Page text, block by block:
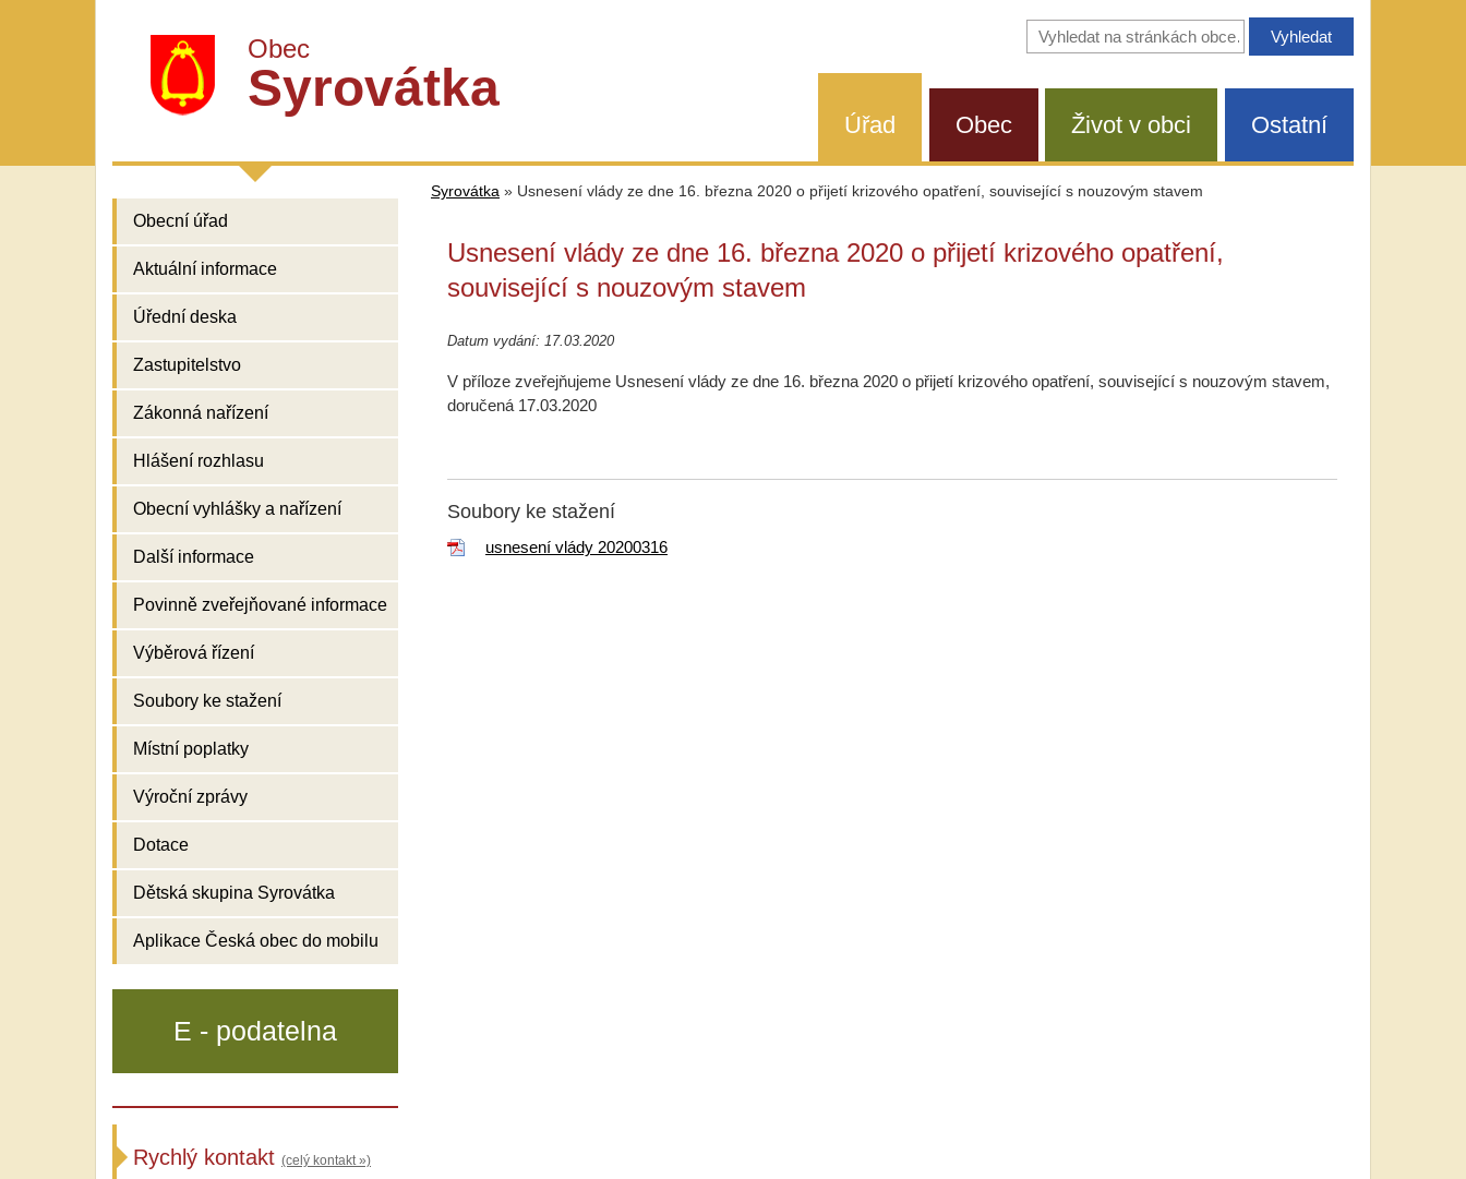
Obec
Syrovátka
Vyhledávání
na
Úřad Obec Život v obci Ostatní
Obecní úřad
Aktuální informace
Úřední deska
Zastupitelstvo
Zákonná nařízení
Hlášení rozhlasu
Obecní vyhlášky a nařízení
Další informace
Povinně zveřejňované informace
Výběrová řízení
Soubory ke stažení
Místní poplatky
Výroční zprávy
Dotace
Dětská skupina Syrovátka
Aplikace Česká obec do mobilu
Syrovátka » Usnesení vlády ze dne 16. března 2020 o přijetí krizového opatření, související s nouzovým stavem
Usnesení vlády ze dne 16. března 2020 o přijetí krizového opatření,
související s nouzovým stavem
Datum vydání: 17.03.2020
V příloze zveřejňujeme Usnesení vlády ze dne 16. března 2020 o přijetí krizového opatření, související s nouzovým stavem,
doručená 17.03.2020
Soubory ke stažení
usnesení vlády 20200316
E - podatelna
Rychlý kontakt (celý kontakt »)